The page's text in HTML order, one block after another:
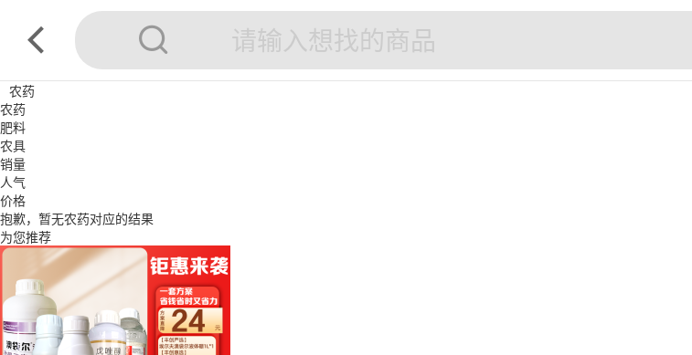
农药
农药
肥料
农具
销量
人气
价格
抱歉，暂无农药对应的结果
为您推荐